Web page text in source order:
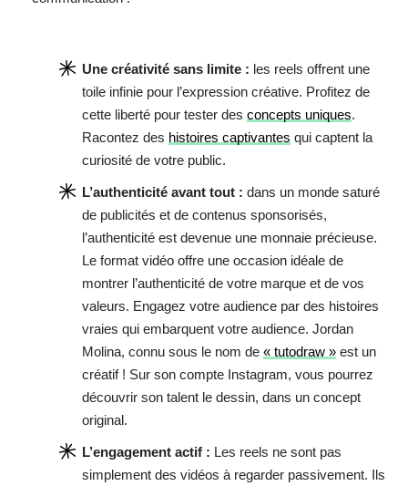
Une créativité sans limite : les reels offrent une
toile infinie pour l’expression créative. Profitez de
cette liberté pour tester des concepts uniques.
Racontez des histoires captivantes qui captent la
curiosité de votre public.
L’authenticité avant tout : dans un monde saturé
de publicités et de contenus sponsorisés,
l’authenticité est devenue une monnaie précieuse.
Le format vidéo offre une occasion idéale de
montrer l’authenticité de votre marque et de vos
valeurs. Engagez votre audience par des histoires
vraies qui embarquent votre audience. Jordan
Molina, connu sous le nom de « tutodraw » est un
créatif ! Sur son compte Instagram, vous pourrez
découvrir son talent le dessin, dans un concept
original.
L’engagement actif : Les reels ne sont pas
simplement des vidéos à regarder passivement. Ils